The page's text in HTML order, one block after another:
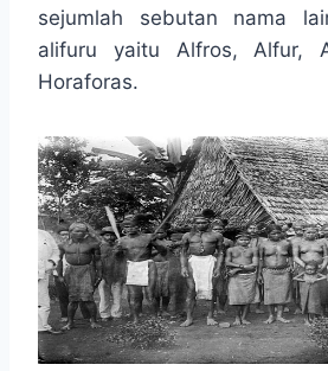
sejumlah sebutan nama
alifuru yaitu Alfros, Alfur,
Horaforas.